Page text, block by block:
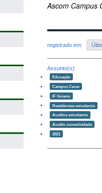
Ascom Campus
registrado em:
Assunto(s):
Educação
Campus Ceres
IF Goiano
Residências estudantis
Auxílios estudantis
Auxílio conectividade
2021